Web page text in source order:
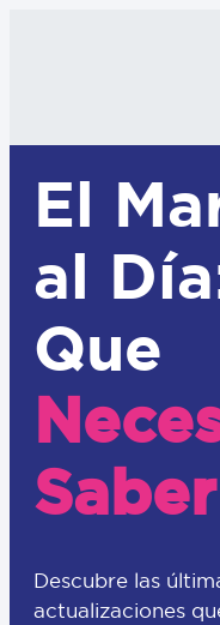
El
al
Que
Saber
Descubre las
actualizaciones